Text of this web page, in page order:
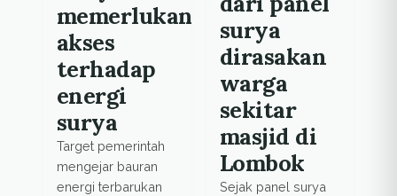
memerlukan
akses
terhadap
energi
surya
Target pemerintah
mengejar bauran
energi terbarukan
surya
dirasakan
warga
sekitar
masjid di
Lombok
Sejak panel surya